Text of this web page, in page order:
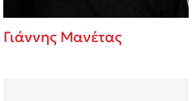
Γιάννης Μανέτας